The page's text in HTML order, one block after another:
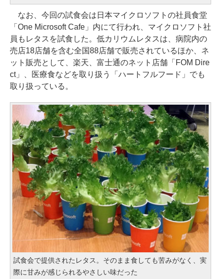
なお、今回の試食会は日本マイクロソフトの社員食堂
「One Microsoft Cafe」内にて行われ、マイクロソフト社
員もレタスを試食した。低カリウムレタスは、病院内の
売店18店舗を含む全国88店舗で販売されているほか、ネ
ット販売として、楽天、富士通のネット店舗「FOM Dire
ct」、医療食などを取り扱う「ハートフルフード」でも
取り扱っている。
試食会で提供されたレタス。そのまま食しても苦みがなく、実
際に甘みが感じられるやさしい味だった